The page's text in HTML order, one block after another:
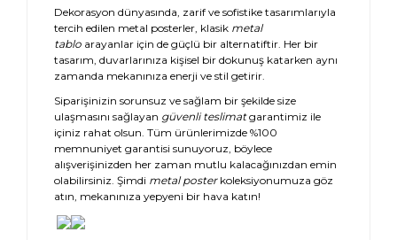
Dekorasyon dünyasında, zarif ve sofistike tasarımlarıyla
tercih edilen metal posterler, klasik metal
tablo arayanlar için de güçlü bir alternatiftir. Her bir
tasarım, duvarlarınıza kişisel bir dokunuş katarken aynı
zamanda mekanınıza enerji ve stil getirir.
Siparişinizin sorunsuz ve sağlam bir şekilde size
ulaşmasını sağlayan güvenli teslimatgarantimiz ile
içiniz rahat olsun. Tüm ürünlerimizde %100
memnuniyet garantisi sunuyoruz, böylece
alışverişinizden her zaman mutlu kalacağınızdan emin
olabilirsiniz. Şimdi metal posterkoleksiyonumuza göz
atın, mekanınıza yepyeni bir hava katın!